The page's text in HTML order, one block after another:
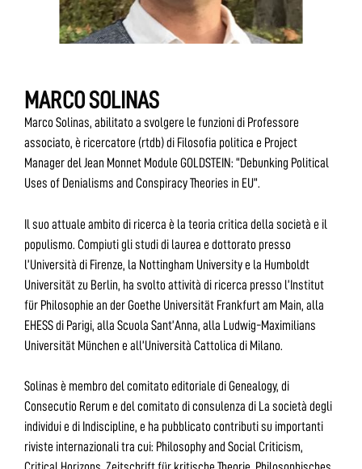
MARCO SOLINAS
Marco Solinas, abilitato a svolgere le funzioni di Professore
associato, è ricercatore (rtdb) di Filosofia politica e Project
Manager del Jean Monnet Module GOLDSTEIN: “Debunking Political
Uses of Denialisms and Conspiracy Theories in EU”.
Il suo attuale ambito di ricerca è la teoria critica della società e il
populismo. Compiuti gli studi di laurea e dottorato presso
l’Università di Firenze, la Nottingham University e la Humboldt
Universität zu Berlin, ha svolto attività di ricerca presso l’Institut
für Philosophie an der Goethe Universität Frankfurt am Main, alla
EHESS di Parigi, alla Scuola Sant’Anna, alla Ludwig-Maximilians
Universität München e all’Università Cattolica di Milano.
Solinas è membro del comitato editoriale di Genealogy, di
Consecutio Rerum e del comitato di consulenza di La società degli
individui e di Indiscipline, e ha pubblicato contributi su importanti
riviste internazionali tra cui: Philosophy and Social Criticism,